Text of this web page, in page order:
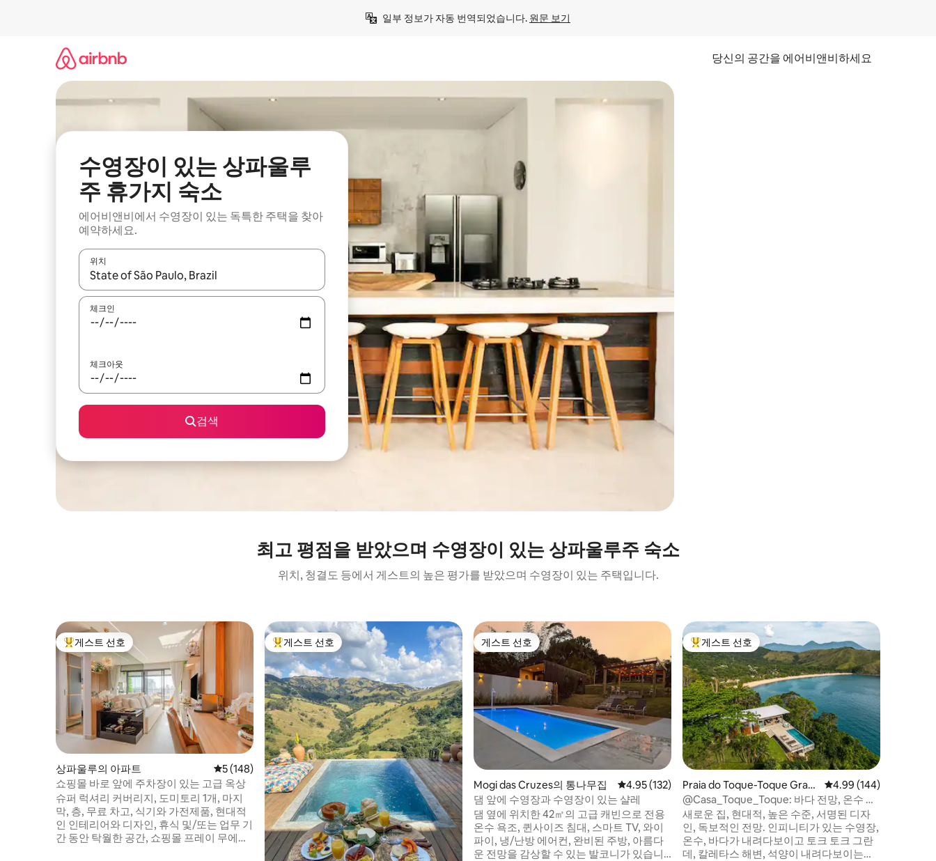
일부 정보가 자동 번역되었습니다. 원문 보기
당신의 공간을 에어비앤비하세요
수영장이 있는 상파울루
주 휴가지 숙소
에어비앤비에서 수영장이 있는 독특한 주택을 찾아
예약하세요.
위치
결과가 나오면 위·아래 화살표 키를 사용하거나 터치 또는 스와이프 동작으로 탐색하세요.
체크인
체크아웃
검색
최고 평점을 받았으며 수영장이 있는 상파울루주 숙소
위치, 청결도 등에서 게스트의 높은 평가를 받았으며 수영장이 있는 주택입니다.
상위 게스트 선호
게스트 선호
상파울루의 아파트 평점 5점(5점 만점), 후기 148개
5 (148)
쇼핑몰 바로 앞에 주차장이 있는 고급 옥상
슈퍼 럭셔리 커버리지, 도미토리 1개, 마지
막, 층, 무료 차고, 식기와 가전제품, 현대적
인 인테리어와 디자인, 휴식 및/또는 업무 기
간 동안 탁월한 공간, 쇼핑몰 프레이 무에카
상위 게스트 선호
게스트 선호 게스트 선호
게스트 선호
Mogi das Cruzes의 통나무집 평점 4.95점(5점 만점), 후기 132개
4.95 (132)
댐 앞에 수영장과 수영장이 있는 샬레
댐 옆에 위치한 42㎡의 고급 캐빈으로 전용
온수 욕조, 퀸사이즈 침대, 스마트 TV, 와이
파이, 냉/난방 에어컨, 완비된 주방, 아름다
운 전망을 감상할 수 있는 발코니가 있습니
상위 게스트 선호
게스트 선호
Praia do Toque-Toque Gran
de의 집
평점 4.99점(5점 만점),
4.99 (144)
@Casa_Toque_Toque: 바다 전망, 온수 인
피니티 풀.
새로운 집, 현대적, 높은 수준, 서명된 디자
인, 독보적인 전망. 인피니티가 있는 수영장,
온수, 바다가 내려다보이고 토크 토크 그란
데, 칼레타스 해변, 석양이 내려다보이는